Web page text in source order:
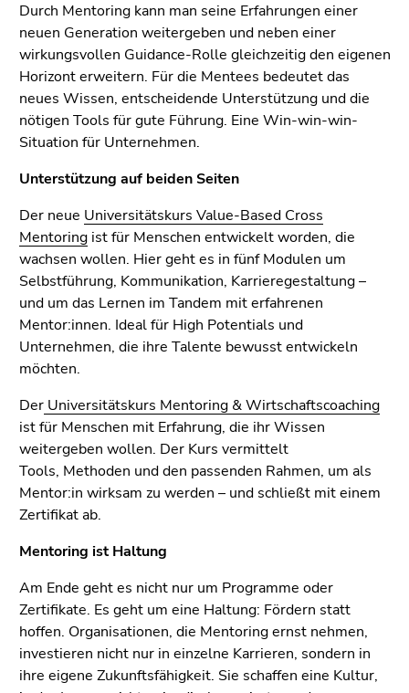
Durch Mentoring kann man seine Erfahrungen einer
neuen Generation weitergeben und neben einer
wirkungsvollen Guidance-Rolle gleichzeitig den eigenen
Horizont erweitern. Für die Mentees bedeutet das
neues Wissen, entscheidende Unterstützung und die
nötigen Tools für gute Führung. Eine Win-win-win-
Situation für Unternehmen.
Unterstützung auf beiden Seiten
Der neue Universitätskurs Value-Based Cross
Mentoring ist für Menschen entwickelt worden, die
wachsen wollen. Hier geht es in fünf Modulen um
Selbstführung, Kommunikation, Karrieregestaltung –
und um das Lernen im Tandem mit erfahrenen
Mentor:innen. Ideal für High Potentials und
Unternehmen, die ihre Talente bewusst entwickeln
möchten.
Der Universitätskurs Mentoring & Wirtschaftscoaching
ist für Menschen mit Erfahrung, die ihr Wissen
weitergeben wollen. Der Kurs vermittelt
Tools, Methoden und den passenden Rahmen, um als
Mentor:in wirksam zu werden – und schließt mit einem
Zertifikat ab.
Mentoring ist Haltung
Am Ende geht es nicht nur um Programme oder
Zertifikate. Es geht um eine Haltung: Fördern statt
hoffen. Organisationen, die Mentoring ernst nehmen,
investieren nicht nur in einzelne Karrieren, sondern in
ihre eigene Zukunftsfähigkeit. Sie schaffen eine Kultur,